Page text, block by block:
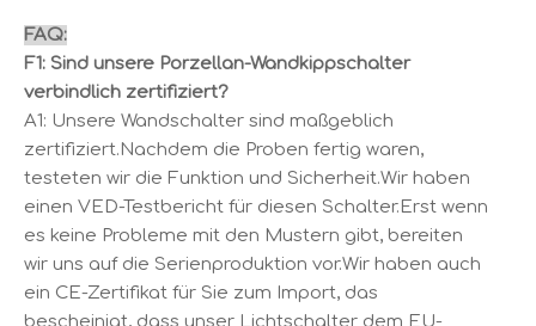
FAQ:
F1: Sind unsere Porzellan-Wandkippschalter
verbindlich zertifiziert?
A1: Unsere Wandschalter sind maßgeblich
zertifiziert.Nachdem die Proben fertig waren,
testeten wir die Funktion und Sicherheit.Wir haben
einen VED-Testbericht für diesen Schalter.Erst wenn
es keine Probleme mit den Mustern gibt, bereiten
wir uns auf die Serienproduktion vor.Wir haben auch
ein CE-Zertifikat für Sie zum Import, das
bescheinigt, dass unser Lichtschalter dem EU-